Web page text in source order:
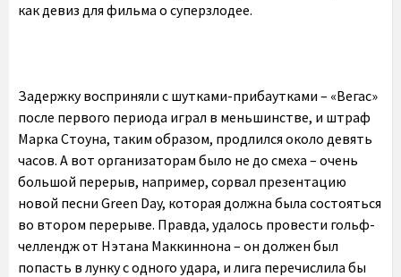
как девиз для фильма о суперзлодее.
Задержку восприняли с шутками-прибаутками – «Вегас»
после первого периода играл в меньшинстве, и штраф
Марка Стоуна, таким образом, продлился около девять
часов. А вот организаторам было не до смеха – очень
большой перерыв, например, сорвал презентацию
новой песни Green Day, которая должна была состояться
во втором перерыве. Правда, удалось провести гольф-
челлендж от Нэтана Маккиннона – он должен был
попасть в лунку с одного удара, и лига перечислила бы